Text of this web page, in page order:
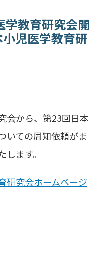
学教育研究会開
児医学教育研
会から、第23回日本
いての周知依頼がま
ます。
研究会ホームページ